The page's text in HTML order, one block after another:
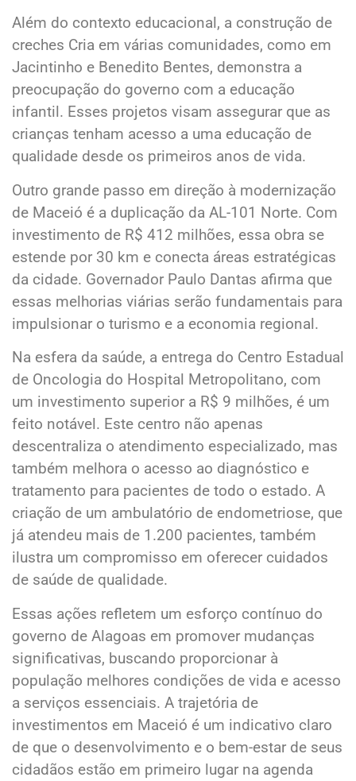
Além do contexto educacional, a construção de
creches Cria em várias comunidades, como em
Jacintinho e Benedito Bentes, demonstra a
preocupação do governo com a educação
infantil. Esses projetos visam assegurar que as
crianças tenham acesso a uma educação de
qualidade desde os primeiros anos de vida.
Outro grande passo em direção à modernização
de Maceió é a duplicação da AL-101 Norte. Com
investimento de R$ 412 milhões, essa obra se
estende por 30 km e conecta áreas estratégicas
da cidade. Governador Paulo Dantas afirma que
essas melhorias viárias serão fundamentais para
impulsionar o turismo e a economia regional.
Na esfera da saúde, a entrega do Centro Estadual
de Oncologia do Hospital Metropolitano, com
um investimento superior a R$ 9 milhões, é um
feito notável. Este centro não apenas
descentraliza o atendimento especializado, mas
também melhora o acesso ao diagnóstico e
tratamento para pacientes de todo o estado. A
criação de um ambulatório de endometriose, que
já atendeu mais de 1.200 pacientes, também
ilustra um compromisso em oferecer cuidados
de saúde de qualidade.
Essas ações refletem um esforço contínuo do
governo de Alagoas em promover mudanças
significativas, buscando proporcionar à
população melhores condições de vida e acesso
a serviços essenciais. A trajetória de
investimentos em Maceió é um indicativo claro
de que o desenvolvimento e o bem-estar de seus
cidadãos estão em primeiro lugar na agenda